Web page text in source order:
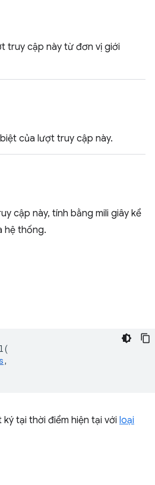
truy cập này từ đơn vị giới
của lượt truy cập này.
cập này, tính bằng mili giây kể
hệ thống.
(
,
ký tại thời điểm hiện tại với loại